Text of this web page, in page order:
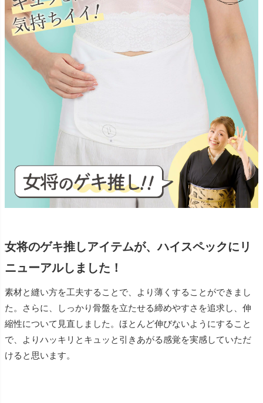
女将のゲキ推しアイテムが、ハイスペックにリ
ニューアルしました！
素材と縫い方を工夫することで、より薄くすることができまし
た。さらに、しっかり骨盤を立たせる締めやすさを追求し、伸
縮性について見直しました。ほとんど伸びないようにすること
で、よりハッキリとキュッと引きあがる感覚を実感していただ
けると思います。